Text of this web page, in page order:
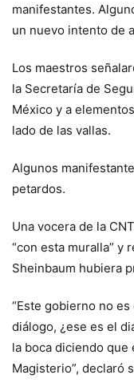
manifestantes.
un nuevo intento de
Los maestros
la Secretaría de
México y a
lado de las vallas.
Algunos
petardos.
Una vocera de la
“con esta muralla” y
Sheinbaum hubiera
“Este gobierno no
diálogo, ¿ese es el
la boca diciendo que
Magisterio”, declaró